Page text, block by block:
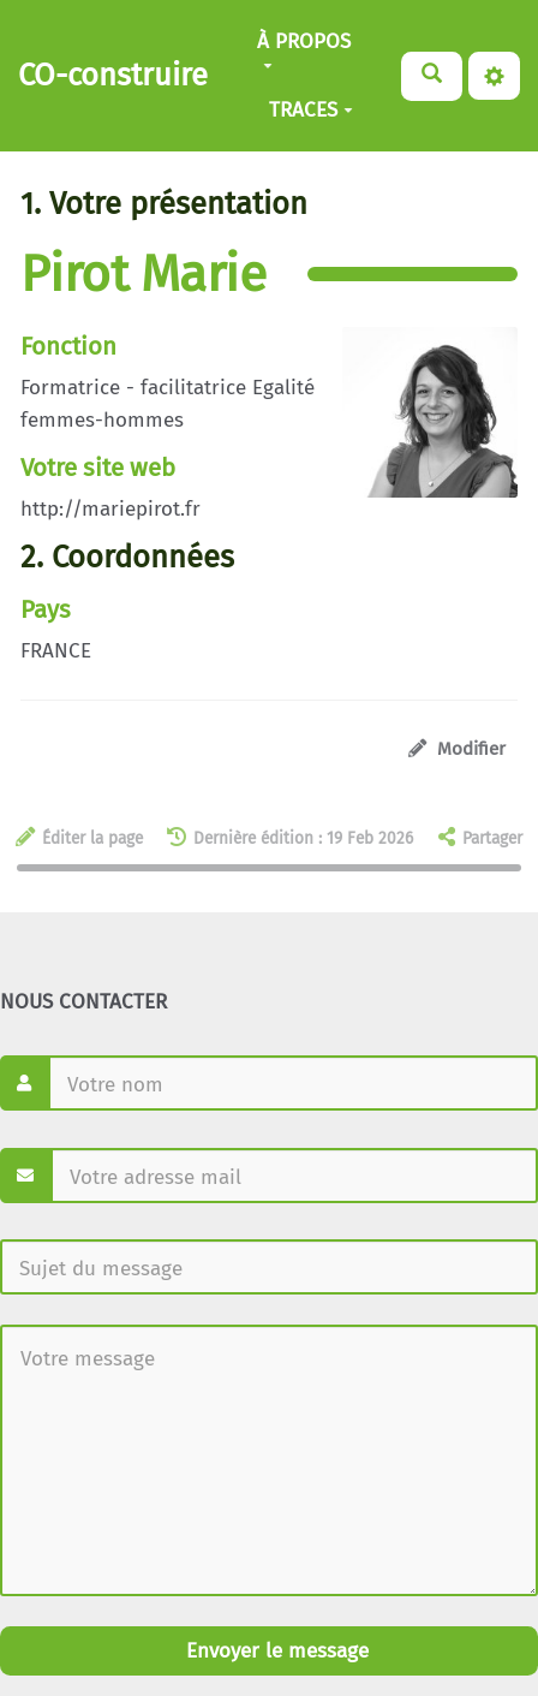
Aller au contenu principal
CO-construire
À PROPOS
TRACES
1. Votre présentation
Pirot Marie
Fonction
Formatrice - facilitatrice Egalité
femmes-hommes
Votre site web
http://mariepirot.fr
2. Coordonnées
Pays
FRANCE
Modifier
Éditer la page Dernière édition : 19 Feb 2026 Partager
NOUS CONTACTER
Envoyer le message